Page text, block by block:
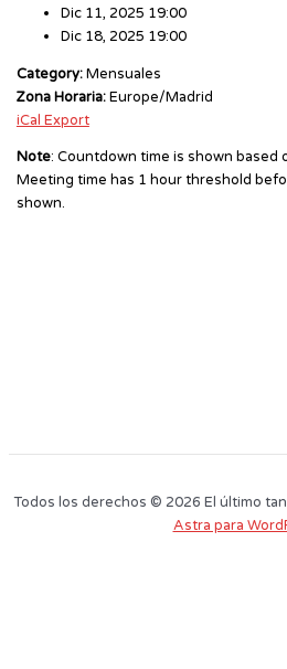
Dic 11, 2025 19:00
Dic 18, 2025 19:00
Category:Mensuales
Zona Horaria:Europe/Madrid
iCal Export
Note: Countdown time is shown based
Meeting time has 1 hour threshold
shown.
Todos los derechos © 2026 El último
Astra para